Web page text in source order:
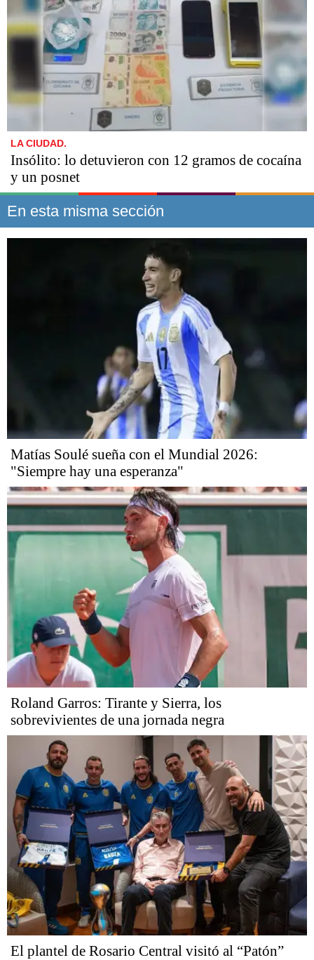
LA CIUDAD.
Insólito: lo detuvieron con 12 gramos de cocaína
y un posnet
En esta misma sección
Matías Soulé sueña con el Mundial 2026:
"Siempre hay una esperanza"
Roland Garros: Tirante y Sierra, los
sobrevivientes de una jornada negra
El plantel de Rosario Central visitó al “Patón”